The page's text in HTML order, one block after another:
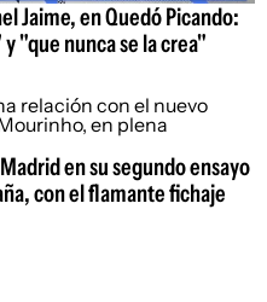
Jaime, en Quedó Picando:
"que nunca se la crea"
en su segundo ensayo
con el flamante fichaje